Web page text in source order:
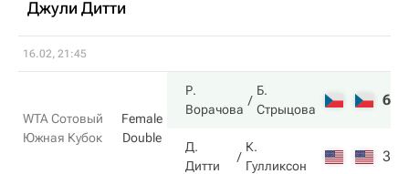
Джули Дитти
16.02, 21:45
WTA Сотовый
Южная Кубок
Female
Double
Р.
Ворачова
Б.
Стрыцова
6
Д.
Дитти
К.
Гулликсон
3